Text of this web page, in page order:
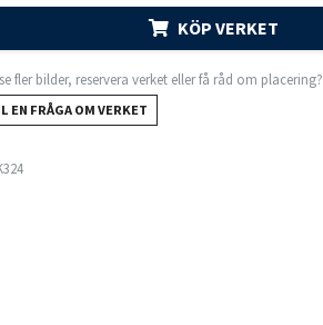
KÖP VERKET
fler bilder, reservera verket eller få råd om placering?
EN FRÅGA OM VERKET